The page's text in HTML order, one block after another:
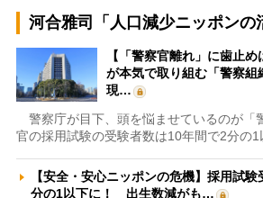
河合雅司「人口減少ニッポンの
【「警察官離れ」に歯止
が本気で取り組む「警察
現…
警察庁が目下、頭を悩ませているのが「
官の採用試験の受験者数は10年間で2分の
【安全・安心ニッポンの危機】採用試
分の1以下に！ 出生数減がも…